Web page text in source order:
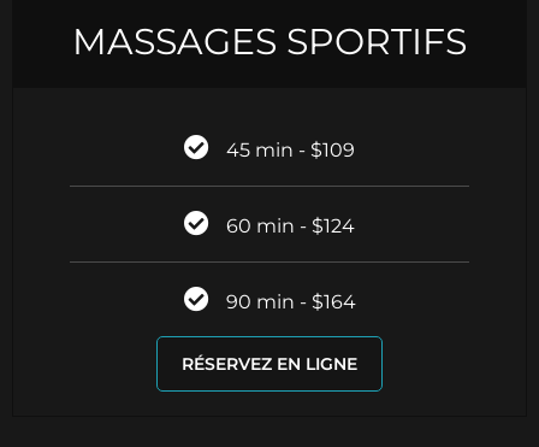
MASSAGES SPORTIFS
45 min - $109
60 min - $124
90 min - $164
RÉSERVEZ EN LIGNE